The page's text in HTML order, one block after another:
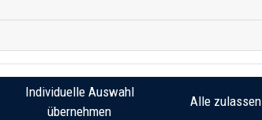
Individuelle Auswahl
übernehmen
Alle zulassen